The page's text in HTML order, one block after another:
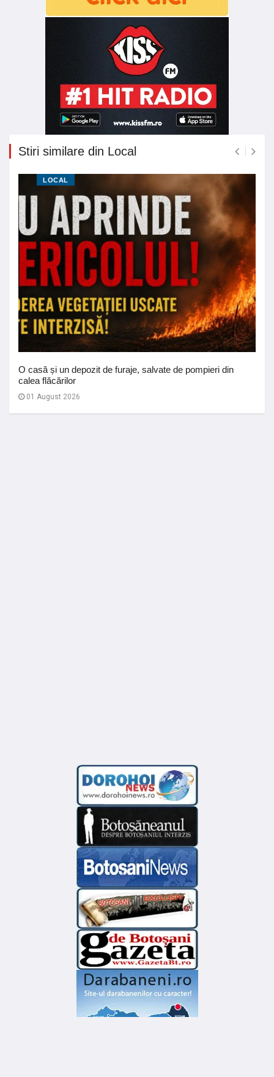
Stiri similare din Local
LOCAL
O casă și un depozit de furaje, salvate de pompieri din
calea flăcărilor
01 August 2026